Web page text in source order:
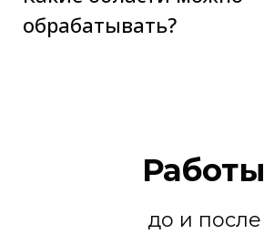
обрабатывать?
Работы
до и после